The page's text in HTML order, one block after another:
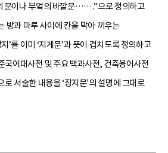
문이나 부엌의 바깥문…….”으로 정의하고
방과 마루 사이에 칸을 막아 끼우는
를 이미 ‘지게문’과 뜻이 겹치도록 정의하고
국어대사전 및 주요 백과사전, 건축용어사전
로 서술한 내용을 ‘장지문’의 설명에 그대로